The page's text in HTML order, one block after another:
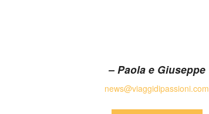
– Paola e Giuseppe
news@viaggidipassioni.com